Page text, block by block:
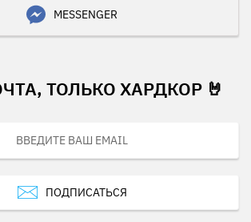
MESSENGER
ТОЛЬКО ХАРДКОР 🤘
ПОДПИСАТЬСЯ